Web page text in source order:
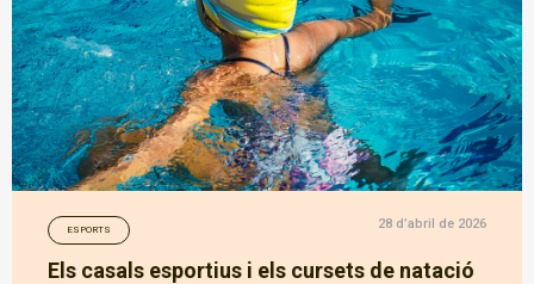
ESPORTS 28 d’abril de 2026
Els casals esportius i els cursets de natació